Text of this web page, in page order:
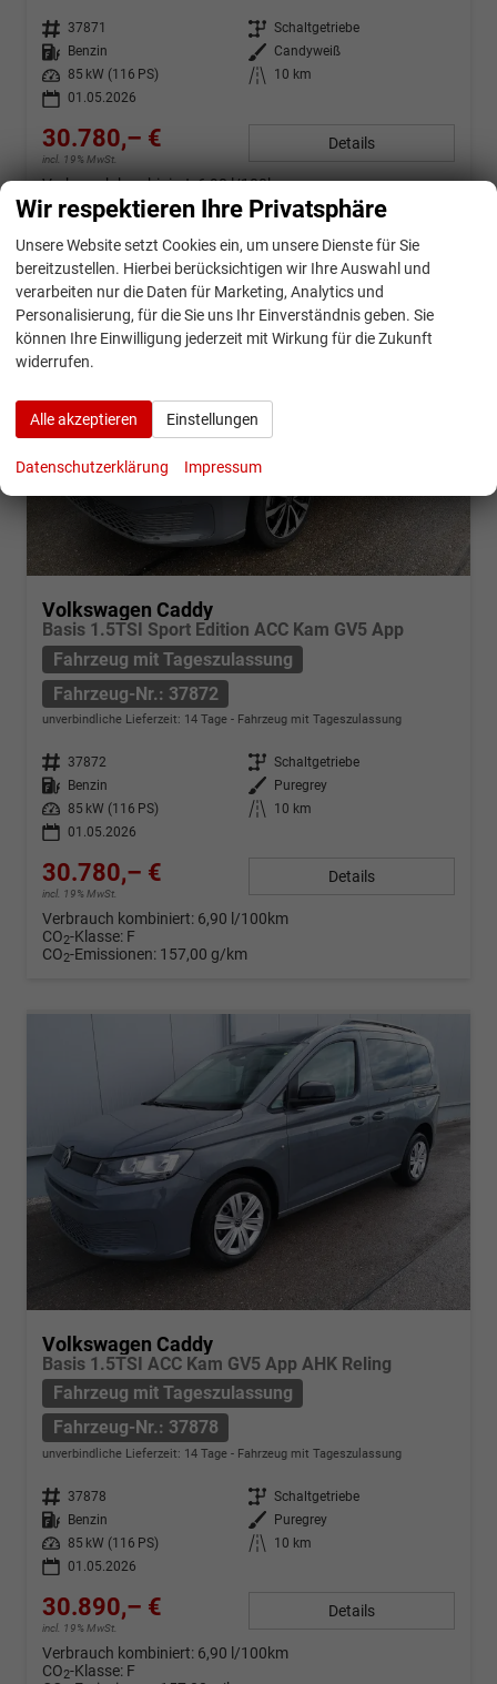
Fahrzeug-Nr. 37871 Getriebe Schaltgetriebe
Kraftstoff
Benzin Außenfarbe Candyweiß
Leistung
85 kW (116 PS) Kilometerstand
10 km
01.05.2026
30.780,– €
incl. 19% MwSt.
Details
Verbrauch kombiniert:6,90 l/100km
CO2-Klasse:F
CO -Emissionen:157,00 g/km
Volkswagen Caddy
Basis 1.5TSI Sport Edition ACC Kam GV5 App
Fahrzeug mit Tageszulassung
Fahrzeug-Nr.: 37872
unverbindliche Lieferzeit: 14 Tage Fahrzeug mit Tageszulassung
Fahrzeug-Nr. 37872 Getriebe Schaltgetriebe
Kraftstoff Benzin Außenfarbe
Puregrey
Leistung
85 kW (116 PS) Kilometerstand
10 km
01.05.2026
30.780,– €
incl. 19% MwSt.
Details
Verbrauch kombiniert: 6,90 l/100km
CO2-Klasse: F
CO2-Emissionen: 157,00 g/km
Volkswagen Caddy
Basis 1.5TSI ACC Kam GV5 App AHK Reling
Fahrzeug mit Tageszulassung
Fahrzeug-Nr.: 37878
unverbindliche Lieferzeit: 14 Tage Fahrzeug mit Tageszulassung
Fahrzeug-Nr. 37878 Getriebe Schaltgetriebe
Kraftstoff Benzin Außenfarbe
Puregrey
Leistung
85 kW (116 PS) Kilometerstand
10 km
01.05.2026
30.890,– €
incl. 19% MwSt.
Details
Verbrauch kombiniert: 6,90 l/100km
CO2-Klasse: F
Wir respektieren Ihre Privatsphäre
Unsere Website setzt Cookies ein, um unsere Dienste für Sie
bereitzustellen. Hierbei berücksichtigen wir Ihre Auswahl und
verarbeiten nur die Daten für Marketing, Analytics und
Personalisierung, für die Sie uns Ihr Einverständnis geben. Sie
können Ihre Einwilligung jederzeit mit Wirkung für die Zukunft
widerrufen.
Alle akzeptieren Einstellungen
Datenschutzerklärung Impressum